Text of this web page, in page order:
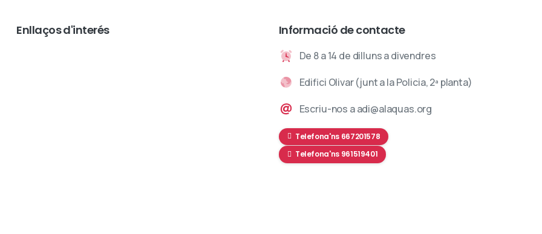
Enllaços d'interés Informació de contacte
De 8 a 14 de dilluns a divendres
Edifici Olivar (junt a la Policia, 2ª planta)
Escriu-nos a adi@alaquas.org
Telefona'ns 667201578
Telefona'ns 961519401